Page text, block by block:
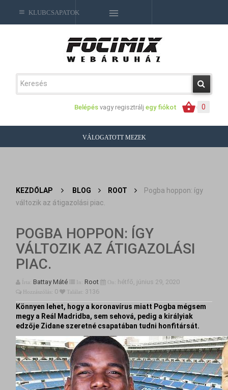
0
Belépés vagy regisztrálj egy fiókot
KLUBCSAPATOK
VÁLOGATOTT MEZEK
KEZDŐLAP > BLOG > ROOT >
Pogba hoppon: így
változik az átigazolási piac.
POGBA HOPPON: ÍGY
VÁLTOZIK AZ ÁTIGAZOLÁSI
PIAC.
Írta: Battay Máté In: Root On: hétfő, június 29, 2020
Hozzászólás: 0 Találat: 3136
Könnyen lehet, hogy a koronavírus miatt Pogba mégsem
megy a Reál Madridba, sem sehová, pedig a királyiak
edzője Zidane szeretné csapatában tudni honfitársát.